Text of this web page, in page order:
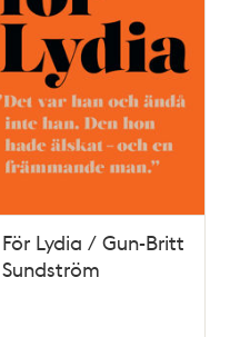
För Lydia / Gun-Britt
Sundström